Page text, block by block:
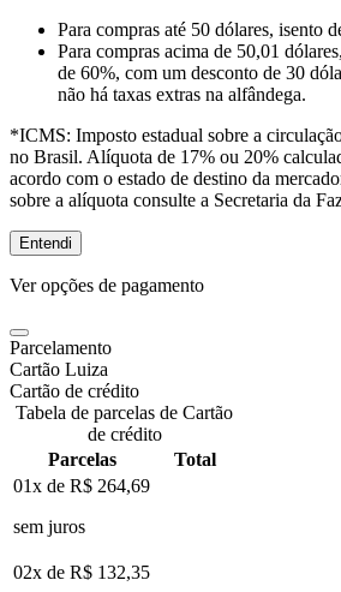
Para compras até 50 dólares, isento
Para compras acima de 50,01 dólares
de 60%, com um desconto de 30
não há taxas extras na alfândega.
*ICMS: Imposto estadual sobre a
no Brasil. Alíquota de 17% ou 20%
acordo com o estado de destino da
sobre a alíquota consulte a Secretaria da
Entendi
Ver opções de pagamento
Parcelamento
Cartão Luiza
Cartão de crédito
Tabela de parcelas de Cartão
de crédito
Parcelas
Total
01x de R$ 264,69
sem juros
02x de R$ 132,35